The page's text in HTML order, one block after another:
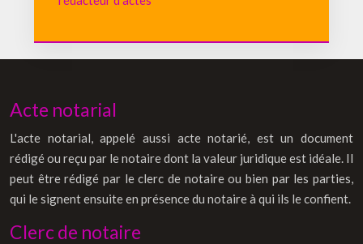
Acte notarial
L'acte notarial, appelé aussi acte notarié, est un document
rédigé ou reçu par le notaire dont la valeur juridique est idéale. Il
peut être rédigé par le clerc de notaire ou bien par les parties,
qui le signent ensuite en présence du notaire à qui ils le confient.
Clerc de notaire